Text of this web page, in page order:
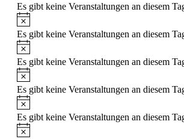
Es gibt keine Veranstaltungen an diesem
Hinweis
Es gibt keine Veranstaltungen an diesem
Hinweis
Es gibt keine Veranstaltungen an diesem
Hinweis
Es gibt keine Veranstaltungen an diesem
Hinweis
Es gibt keine Veranstaltungen an diesem
Hinweis